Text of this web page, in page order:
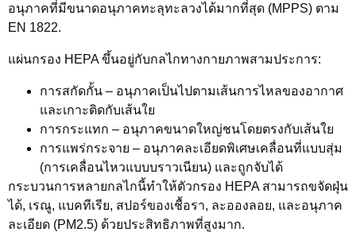
อนุภาคที่มีขนาดอนุภาคทะลุทะลวงได้มากที่สุด (MPPS) ตาม
EN 1822.
แผ่นกรอง HEPA ขึ้นอยู่กับกลไกทางกายภาพสามประการ:
การสกัดกั้น – อนุภาคเป็นไปตามเส้นการไหลของอากาศ
และเกาะติดกับเส้นใย
การกระแทก – อนุภาคขนาดใหญ่ชนโดยตรงกับเส้นใย
การแพร่กระจาย – อนุภาคละเอียดพิเศษเคลื่อนที่แบบสุ่ม
(การเคลื่อนไหวแบบบราวเนียน) และถูกจับได้
กระบวนการหลายกลไกนี้ทำให้ตัวกรอง HEPA สามารถขจัดฝุ่น
ได้, เรณู, แบคทีเรีย, สปอร์ของเชื้อรา, ละอองลอย, และอนุภาค
ละเอียด (PM2.5) ด้วยประสิทธิภาพที่สูงมาก.